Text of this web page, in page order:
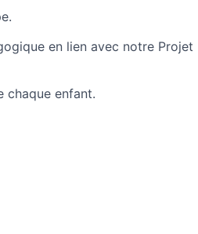
en lien avec notre Projet
chaque enfant.